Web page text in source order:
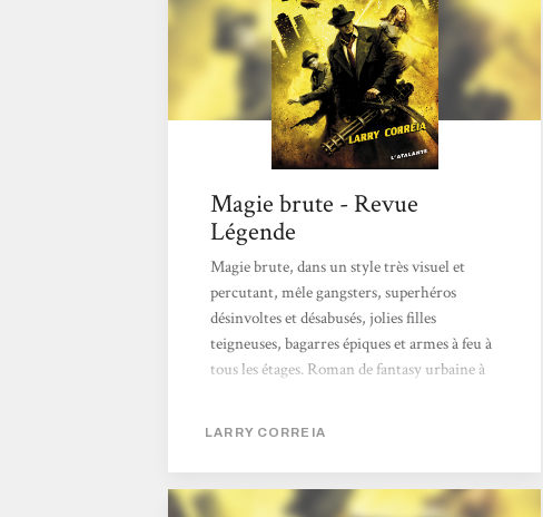
Magie brute - Revue
Légende
Magie brute, dans un style très visuel et
percutant, mêle gangsters, superhéros
désinvoltes et désabusés, jolies filles
teigneuses, bagarres épiques et armes à feu à
tous les étages. Roman de fantasy urbaine à
héritage des comics et des pulps américains.
Dans une uchronie du début des années
LARRY CORREIA